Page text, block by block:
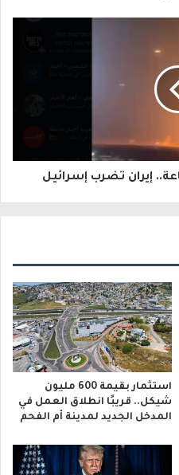
استثمار بقيمة 600 مليون
شيكل.. قريبًا انطلاق العمل في
المدخل الجديد لمدينة أم الفحم